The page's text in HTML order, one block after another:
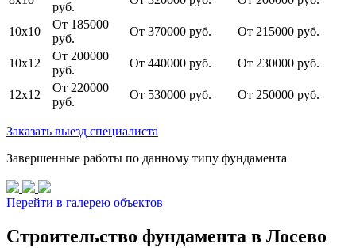
руб.
10х10
От 185000
руб.
От 370000 руб. От 215000 руб.
10х12
От 200000
руб.
От 440000 руб. От 230000 руб.
12х12
От 220000
руб.
От 530000 руб. От 250000 руб.
Заказать выезд специалиста
Завершенные работы по данному типу фундамента
Перейти в галерею объектов
Строительство фундамента в Лосево